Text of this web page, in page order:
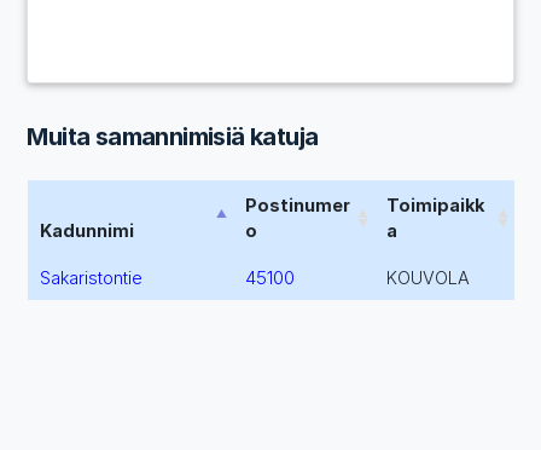
Muita samannimisiä katuja
Kadunnimi
Postinumer
o
Toimipaikk
a
Sakaristontie 45100 KOUVOLA